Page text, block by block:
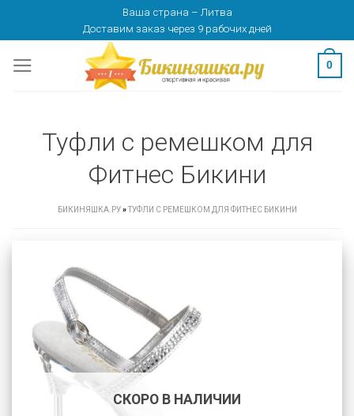
content
Ваша страна – Литва
Доставим заказ через 9 рабочих дней
0
Туфли с ремешком для
Фитнес Бикини
БИКИНЯШКА.РУ»ТУФЛИ С РЕМЕШКОМ ДЛЯ ФИТНЕС БИКИНИ
СКОРО В НАЛИЧИИ